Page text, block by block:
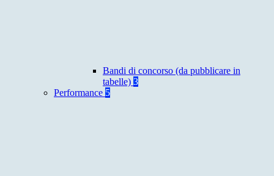
Bandi di concorso (da pubblicare in
tabelle) 3
Performance 5